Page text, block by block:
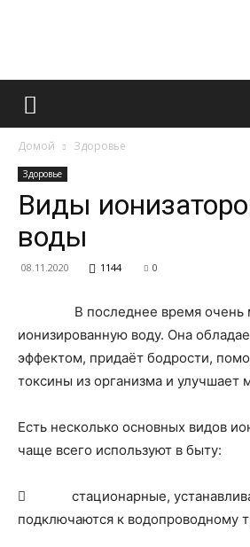
все
Домой Здоровье
Здоровье
Виды
воды
08.11.2020 1144 0
В последнее время очень
ионизированную воду. Она
эффектом, придаёт бодрости,
токсины из организма и улучшает
Есть несколько основных видов
чаще всего используют в быту:
 стационарные,
подключаются к водопроводному